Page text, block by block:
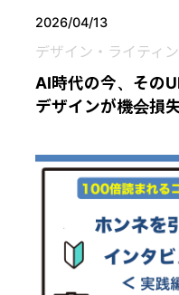
2026/04/13
デザイン・ライティ
AI時代の今、その
デザインが機会損